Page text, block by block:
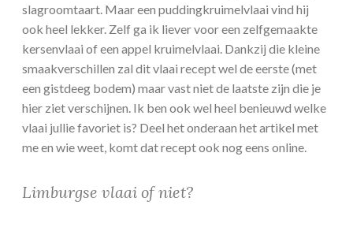
slagroomtaart. Maar een puddingkruimelvlaai vind hij
ook heel lekker. Zelf ga ik liever voor een zelfgemaakte
kersenvlaai of een appel kruimelvlaai. Dankzij die kleine
smaakverschillen zal dit vlaai recept wel de eerste (met
een gistdeeg bodem) maar vast niet de laatste zijn die je
hier ziet verschijnen. Ik ben ook wel heel benieuwd welke
vlaai jullie favoriet is? Deel het onderaan het artikel met
me en wie weet, komt dat recept ook nog eens online.
Limburgse vlaai of niet?